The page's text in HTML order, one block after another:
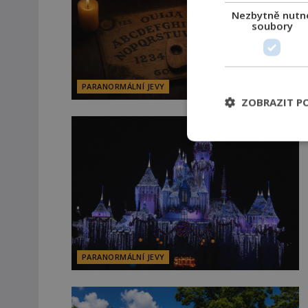
PARANORMÁLNÍ JEVY
PARANORMÁLNÍ JEVY
Nezbytně
soubory
ZOBRAZIT